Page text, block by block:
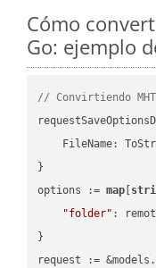
Cómo
Go: ejemplo
// Convirtiendo
FileName:
}
options := map
"folder" :
}
request :=